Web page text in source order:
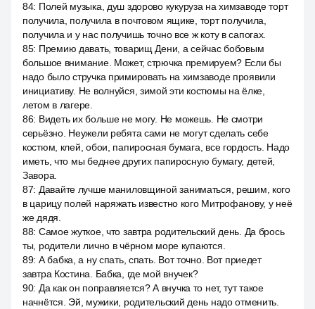
84: Полей музыка, душ здорово кукуруза на химзаводе торт
получила, получила в почтовом ящике, торт получила,
получила и у нас получишь точно все ж коту в сапогах.
85: Премию давать, товарищ Дени, а сейчас бобовым
большое внимание. Может, стрючка премируем? Если бы
надо было стручка примировать на химзаводе проявили
инициативу. Не волнуйся, зимой эти костюмы на ёлке,
летом в лагере.
86: Видеть их больше не могу. Не можешь. Не смотри
серьёзно. Неужели ребята сами не могут сделать себе
костюм, клей, обои, папиросная бумага, все гордость. Надо
иметь, что мы беднее других папиросную бумагу, детей,
Завора.
87: Давайте лучше маниловщиной заниматься, решим, кого
в царицу полей наряжать известно кого Митрофанову, у неё
же дядя.
88: Самое жуткое, что завтра родительский день. Да брось
ты, родители лично в чёрном море купаются.
89: А бабка, а ну спать, спать. Вот точно. Вот приедет
завтра Костина. Бабка, где мой внучек?
90: Да как он поправляется? А внучка то нет, тут такое
начнётся. Эй, мужики, родительский день надо отменить.